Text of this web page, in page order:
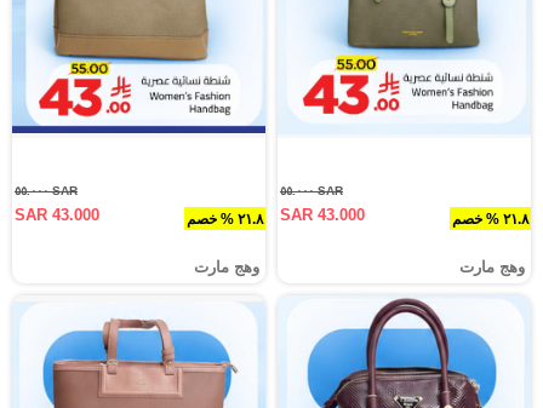
٢١.٨ % خصم
SAR ٥٥.٠٠٠
SAR 43.000
وهج مارت
٢١.٨ % خصم
SAR ٥٥.٠٠٠
SAR 43.000
وهج مارت